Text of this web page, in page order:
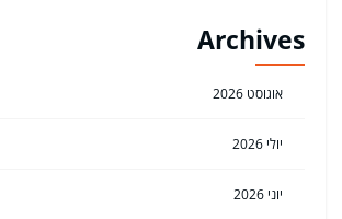
Archives
אוגוסט 2026
יולי 2026
יוני 2026